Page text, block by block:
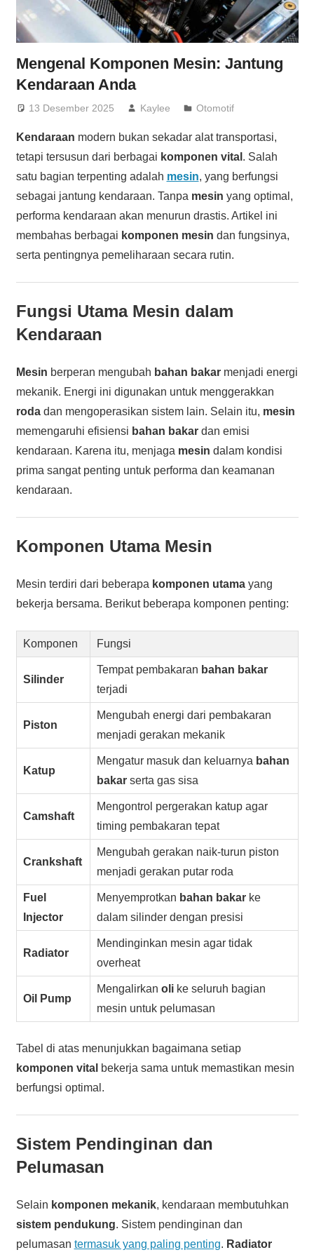
Mengenal Komponen Mesin: Jantung
Kendaraan Anda
13 Desember 2025 Kaylee Otomotif
Kendaraan modern bukan sekadar alat transportasi,
tetapi tersusun dari berbagai komponen vital . Salah
satu bagian terpenting adalah mesin, yang berfungsi
sebagai jantung kendaraan. Tanpa mesin yang optimal,
performa kendaraan akan menurun drastis. Artikel ini
membahas berbagai komponen mesin dan fungsinya,
serta pentingnya pemeliharaan secara rutin.
Fungsi Utama Mesin dalam
Kendaraan
Mesin berperan mengubah bahan bakarmenjadi energi
mekanik. Energi ini digunakan untuk menggerakkan
rodadan mengoperasikan sistem lain. Selain itu, mesin
memengaruhi efisiensi bahan bakardan emisi
kendaraan. Karena itu, menjaga mesin dalam kondisi
prima sangat penting untuk performa dan keamanan
kendaraan.
Komponen Utama Mesin
Mesin terdiri dari beberapa komponen utamayang
bekerja bersama. Berikut beberapa komponen penting:
Komponen Fungsi
Silinder
Tempat pembakaran bahan bakar
terjadi
Piston
Mengubah energi dari pembakaran
menjadi gerakan mekanik
Katup
Mengatur masuk dan keluarnya bahan
bakar serta gas sisa
Camshaft
Mengontrol pergerakan katup agar
timing pembakaran tepat
Crankshaft
Mengubah gerakan naik-turun piston
menjadi gerakan putar roda
Fuel
Injector
Menyemprotkan bahan bakar ke
dalam silinder dengan presisi
Radiator
Mendinginkan mesin agar tidak
overheat
Oil Pump
Mengalirkanoli ke seluruh bagian
mesin untuk pelumasan
Tabel di atas menunjukkan bagaimana setiap
komponen vital bekerja sama untuk memastikan mesin
berfungsi optimal.
Sistem Pendinginan dan
Pelumasan
Selain komponen mekanik, kendaraan membutuhkan
sistem pendukung. Sistem pendinginan dan
pelumasan termasuk yang paling penting. Radiator